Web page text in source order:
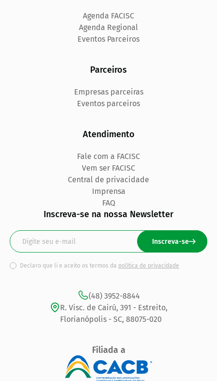
Agenda FACISC
Agenda Regional
Eventos Parceiros
Parceiros
Empresas parceiras
Eventos parceiros
Atendimento
Fale com a FACISC
Vem ser FACISC
Central de privacidade
Imprensa
FAQ
Inscreva-se na nossa Newsletter
Declaro que li e aceito os termos da política de privacidade
Inscreva-se
R. Visc. de Cairú, 391 - Estreito,
Florianópolis - SC, 88075-020
(48) 3952-8844
Filiada a